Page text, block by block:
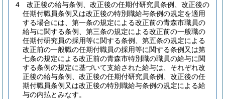
4
改正後の給与条例、改正後の任期付研究員条例、改正後の
任期付職員条例又は改正後の特別職給与条例の規定を適用
する場合には、第一条の規定による改正前の青森市職員の
給与に関する条例、第三条の規定による改正前の一般職の
任期付研究員の採用等に関する条例、第五条の規定による
改正前の一般職の任期付職員の採用等に関する条例又は第
七条の規定による改正前の青森市特別職の職員の給与に関
する条例の規定に基づいて支給された給与は、それぞれ改
正後の給与条例、改正後の任期付研究員条例、改正後の任
期付職員条例又は改正後の特別職給与条例の規定による給
与の内払とみなす。